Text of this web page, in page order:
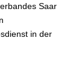
Saar
in der